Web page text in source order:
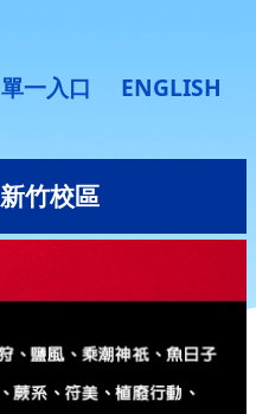
單一入口 ENGLISH
新竹校區